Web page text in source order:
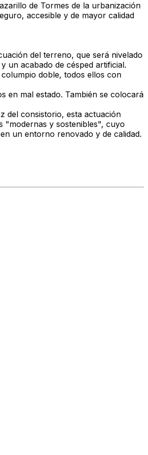
de Tormes de la urbanización
accesible y de mayor calidad
del terreno, que será nivelado
un acabado de césped artificial.
doble, todos ellos con
en mal estado. También se colocará
del consistorio, esta actuación
"modernas y sostenibles", cuyo
un entorno renovado y de calidad.